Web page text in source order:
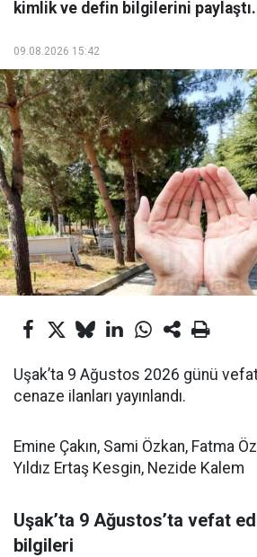
kimlik ve defin bilgilerini paylaştı.
09.08.2026 15:42
Uşak’ta 9 Ağustos 2026 günü
cenaze ilanları yayınlandı.
Emine Çakın, Sami Özkan, Fatma
Yıldız Ertaş Kesgin, Nezide Kalem
Uşak’ta 9 Ağustos’ta vefat
bilgileri